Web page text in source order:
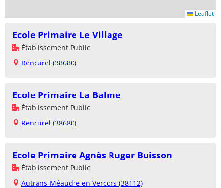
Leaflet
Ecole Primaire Le Village
Établissement Public
Rencurel (38680)
Ecole Primaire La Balme
Établissement Public
Rencurel (38680)
Ecole Primaire Agnès Ruger Buisson
Établissement Public
Autrans-Méaudre en Vercors (38112)